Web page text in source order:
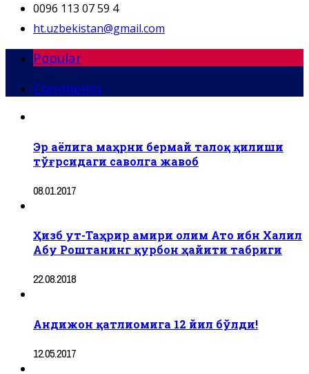
0096 113 07 59 4
ht.uzbekistan@gmail.com
Popular
Comments
Эр аёлига маҳрни бермай талоқ қилиши
тўғрсидаги саволга жавоб
08.01.2017
Ҳизб ут-Таҳрир амири олим Ато ибн Халил
Абу Роштанинг қурбон ҳайити табриги
22.08.2018
Андижон қатлиомига 12 йил бўлди!
12.05.2017